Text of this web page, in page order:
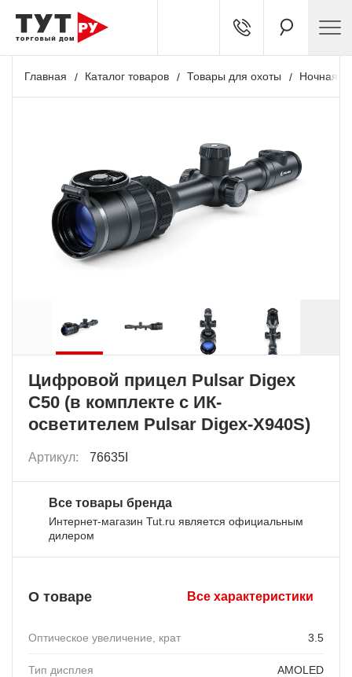
Главная Каталог товаров Товары для охоты Ночная
Цифровой прицел Pulsar Digex
C50 (в комплекте с ИК-
осветителем Pulsar Digex-X940S)
Артикул: 76635I
Все товары бренда
Интернет-магазин Tut.ru является официальным
дилером
О товаре Все характеристики
Оптическое увеличение, крат 3.5
Тип дисплея AMOLED